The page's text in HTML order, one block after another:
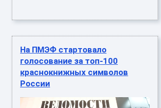
На ПМЭФ стартовало
голосование за топ-100
краснокнижных символов
России